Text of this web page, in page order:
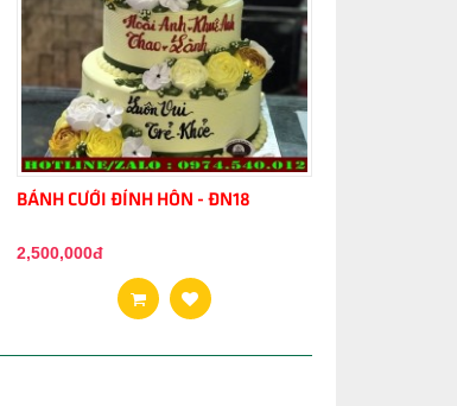
BÁNH CƯỚI ĐÍNH HÔN - ĐN18
2,500,000đ